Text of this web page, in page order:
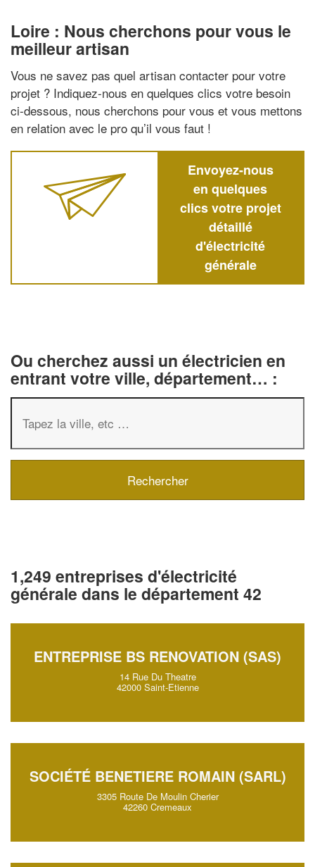
Loire : Nous cherchons pour vous le
meilleur artisan
Vous ne savez pas quel artisan contacter pour votre
projet ? Indiquez-nous en quelques clics votre besoin
ci-dessous, nous cherchons pour vous et vous mettons
en relation avec le pro qu’il vous faut !
Envoyez-nous
en quelques
clics votre projet
détaillé
d'électricité
générale
Ou cherchez aussi un électricien en
entrant votre ville, département… :
1,249 entreprises d'électricité
générale dans le département 42
ENTREPRISE BS RENOVATION (SAS)
14 Rue Du Theatre
42000 Saint-Etienne
SOCIÉTÉ BENETIERE ROMAIN (SARL)
3305 Route De Moulin Cherier
42260 Cremeaux